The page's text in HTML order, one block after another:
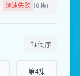
测速失败 (6集)
倒序
第4集